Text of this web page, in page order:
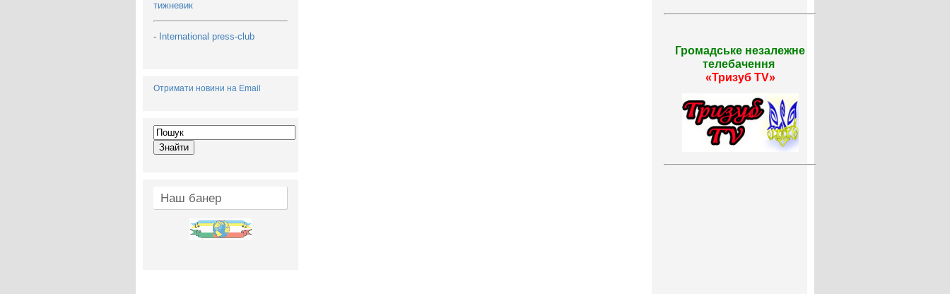
тижневик
- International press-club
Отримати новини на Email
Наш банер
Громадське незалежне
телебачення
«Тризуб TV»